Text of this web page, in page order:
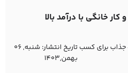
جذاب برای کسبتاریخ انتشار:
شنبه, 06
بهمن,1403